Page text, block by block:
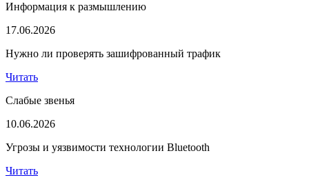
Информация к размышлению
17.06.2026
Нужно ли проверять зашифрованный трафик
Читать
Слабые звенья
10.06.2026
Угрозы и уязвимости технологии Bluetooth
Читать